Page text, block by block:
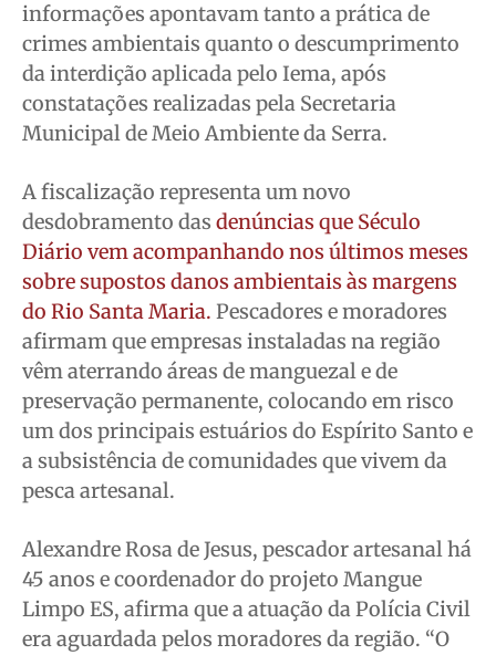
informações apontavam tanto a prática de
crimes ambientais quanto o descumprimento
da interdição aplicada pelo Iema, após
constatações realizadas pela Secretaria
Municipal de Meio Ambiente da Serra.
A fiscalização representa um novo
desdobramento das denúncias que Século
Diário vem acompanhando nos últimos meses
sobre supostos danos ambientais às margens
do Rio Santa Maria. Pescadores e moradores
afirmam que empresas instaladas na região
vêm aterrando áreas de manguezal e de
preservação permanente, colocando em risco
um dos principais estuários do Espírito Santo e
a subsistência de comunidades que vivem da
pesca artesanal.
Alexandre Rosa de Jesus, pescador artesanal há
45 anos e coordenador do projeto Mangue
Limpo ES, afirma que a atuação da Polícia Civil
era aguardada pelos moradores da região. “O